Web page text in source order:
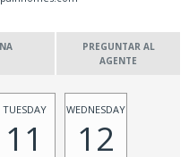
PREGUNTAR AL
AGENTE
TUESDAY
11
WEDNESDAY
12